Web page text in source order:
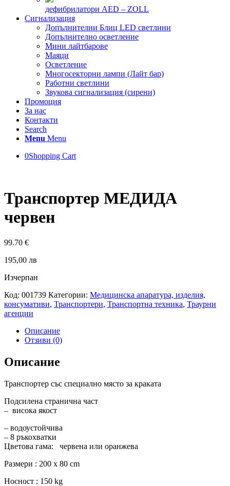
дефибрилатори AED – ZOLL
Сигнализация
Допълнителни Блиц LED светлини
Допълнително осветление
Мини лайтбарове
Маяци
Осветление
Многосекторни лампи (Лайт бар)
Работни светлини
Звукова сигнализация (сирени)
Промоция
За нас
Контакти
Search
Menu Menu
0Shopping Cart
Транспортер МЕДИДА
червен
99.70 €
195,00 лв
Изчерпан
Код: 001739 Категории: Медицинска апаратура, изделия,
консумативи, Транспортери, Транспортна техника, Траурни
агенции
Описание
Отзиви (0)
Описание
Транспортер със специално място за краката
Подсилена странична част
– висока якост
– водоустойчива
– 8 ръкохватки
Цветова гама: червена или оранжева
Размери : 200 x 80 cm
Носност : 150 kg